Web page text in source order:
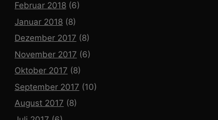
Februar 2018 (6)
Januar 2018 (8)
Dezember 2017 (8)
November 2017 (6)
Oktober 2017 (8)
September 2017 (10)
August 2017 (8)